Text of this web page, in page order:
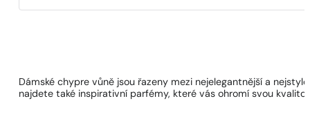
Dámské chypre vůně jsou řazeny mezi nejelegantnější a
najdete také inspirativní parfémy, které vás ohromí svou